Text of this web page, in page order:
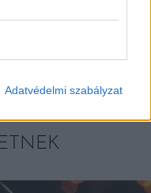
Adatvédelmi szabályzat